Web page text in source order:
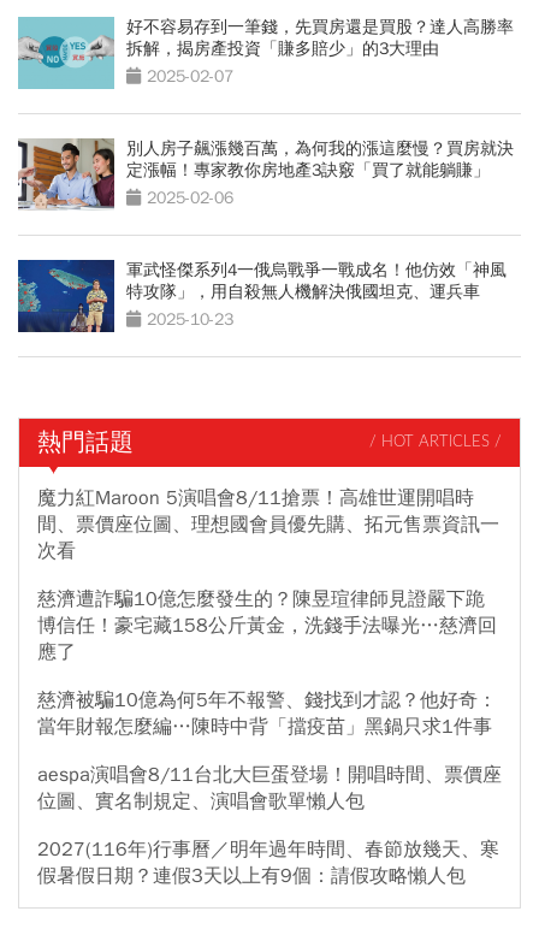
好不容易存到一筆錢，先買房還是買股？達人高勝率
拆解，揭房產投資「賺多賠少」的3大理由
2025-02-07
別人房子飆漲幾百萬，為何我的漲這麼慢？買房就決
定漲幅！專家教你房地產3訣竅「買了就能躺賺」
2025-02-06
軍武怪傑系列4一俄烏戰爭一戰成名！他仿效「神風
特攻隊」，用自殺無人機解決俄國坦克、運兵車
2025-10-23
熱門話題 / HOT ARTICLES /
魔力紅Maroon 5演唱會8/11搶票！高雄世運開唱時
間、票價座位圖、理想國會員優先購、拓元售票資訊一
次看
慈濟遭詐騙10億怎麼發生的？陳昱瑄律師見證嚴下跪
博信任！豪宅藏158公斤黃金，洗錢手法曝光…慈濟回
應了
慈濟被騙10億為何5年不報警、錢找到才認？他好奇：
當年財報怎麼編…陳時中背「擋疫苗」黑鍋只求1件事
aespa演唱會8/11台北大巨蛋登場！開唱時間、票價座
位圖、實名制規定、演唱會歌單懶人包
2027(116年)行事曆／明年過年時間、春節放幾天、寒
假暑假日期？連假3天以上有9個：請假攻略懶人包